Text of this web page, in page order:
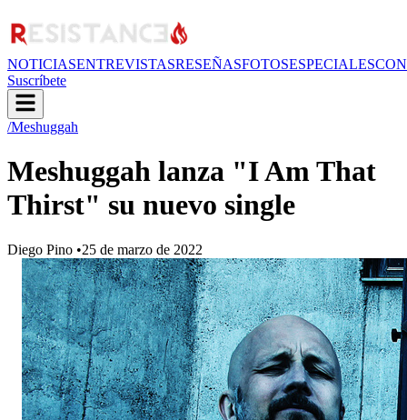
NOTICIASENTREVISTASRESEÑASFOTOSESPECIALES
Suscríbete
/Meshuggah
Meshuggah lanza "I Am That
Thirst" su nuevo single
Diego Pino •25 de marzo de 2022